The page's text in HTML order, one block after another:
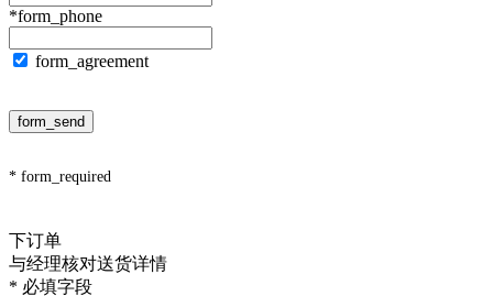
*form_phone
form_agreement
form_send
* form_required
下订单
与经理核对送货详情
* 必填字段